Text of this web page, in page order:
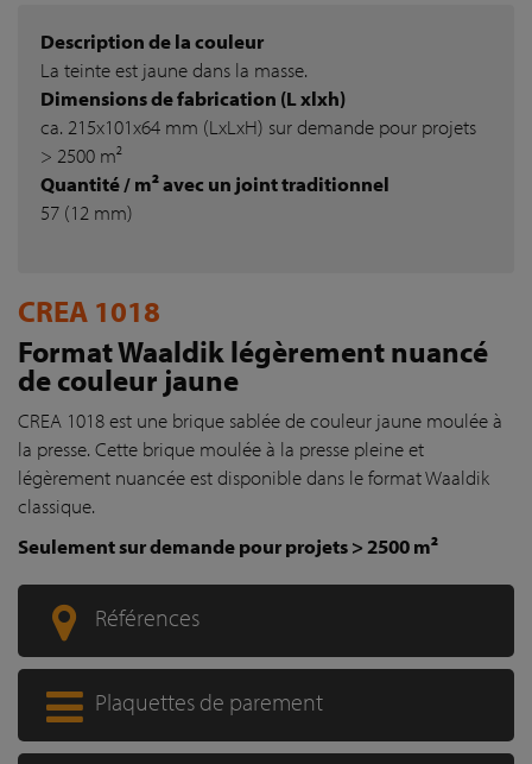
Description de la couleur
La teinte est jaune dans la masse.
Dimensions de fabrication (L xlxh)
ca. 215x101x64 mm (LxLxH) sur demande pour projets
> 2500 m²
Quantité / m² avec un joint traditionnel
57 (12 mm)
CREA 1018
Format Waaldik légèrement nuancé
de couleur jaune
CREA 1018 est une brique sablée de couleur jaune moulée à
la presse. Cette brique moulée à la presse pleine et
légèrement nuancée est disponible dans le format Waaldik
classique.
Seulement sur demande pour projets > 2500 m²
Références
Plaquettes de parement